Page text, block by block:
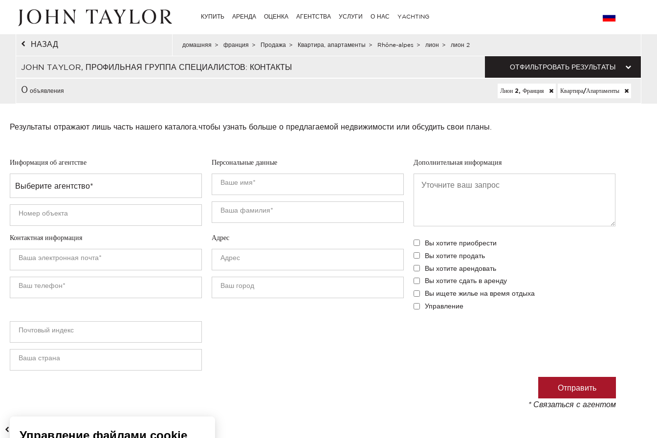
КУПИТЬ АРЕНДА ОЦЕНКА АГЕНТСТВА УСЛУГИ О НАС YACHTING
НАЗАД домашняя > франция > Продажа > Квартира, апартаменты > Rhône-alpes > лион > лион 2
JOHN TAYLOR, ПРОФИЛЬНАЯ ГРУППА СПЕЦИАЛИСТОВ: КОНТАКТЫ ОТФИЛЬТРОВАТЬ РЕЗУЛЬТАТЫ
0 объявления Лион 2, Франция Квартира/апартаменты
Результаты отражают лишь часть нашего каталога. чтобы узнать больше о предлагаемой недвижимости или обсудить свои планы.
Информация об агентстве Персональные данные
Контактная информация Адрес
Дополнительная информация
Вы хотите приобрести
Вы хотите продать
Вы хотите арендовать
Вы хотите сдать в аренду
Вы ищете жилье на время отдыха
Управление
* Связаться с агентом
НАЗАД
Управление файлами cookie